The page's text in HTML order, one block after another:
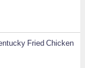
Fried Chicken